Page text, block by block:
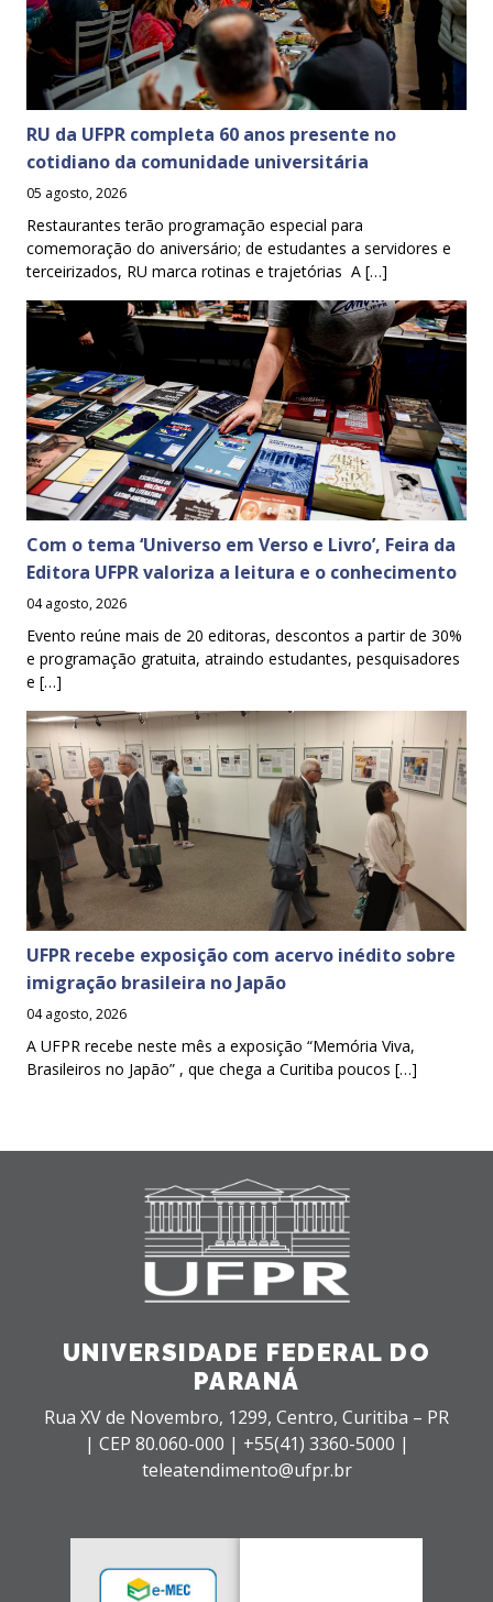
RU da UFPR completa 60 anos presente no
cotidiano da comunidade universitária
05 agosto, 2026
Restaurantes terão programação especial para
comemoração do aniversário; de estudantes a servidores e
terceirizados, RU marca rotinas e trajetórias A […]
Com o tema ‘Universo em Verso e Livro’, Feira da
Editora UFPR valoriza a leitura e o conhecimento
04 agosto, 2026
Evento reúne mais de 20 editoras, descontos a partir de 30%
e programação gratuita, atraindo estudantes, pesquisadores
e […]
UFPR recebe exposição com acervo inédito sobre
imigração brasileira no Japão
04 agosto, 2026
A UFPR recebe neste mês a exposição “Memória Viva,
Brasileiros no Japão” , que chega a Curitiba poucos […]
UNIVERSIDADE FEDERAL DO
PARANÁ
Rua XV de Novembro, 1299, Centro, Curitiba – PR
| CEP 80.060-000 | +55(41) 3360-5000 |
teleatendimento@ufpr.br